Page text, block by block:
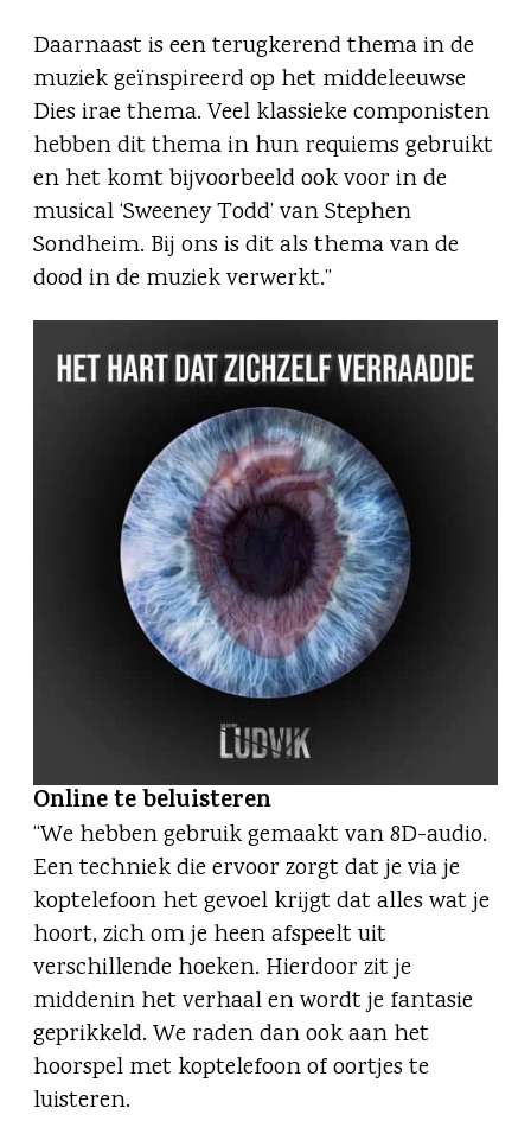
Daarnaast is een terugkerend thema in de
muziek geïnspireerd op het middeleeuwse
Dies irae thema. Veel klassieke componisten
hebben dit thema in hun requiems gebruikt
en het komt bijvoorbeeld ook voor in de
musical ‘Sweeney Todd’ van Stephen
Sondheim. Bij ons is dit als thema van de
dood in de muziek verwerkt.”
Online te beluisteren
“We hebben gebruik gemaakt van 8D-audio.
Een techniek die ervoor zorgt dat je via je
koptelefoon het gevoel krijgt dat alles wat je
hoort, zich om je heen afspeelt uit
verschillende hoeken. Hierdoor zit je
middenin het verhaal en wordt je fantasie
geprikkeld. We raden dan ook aan het
hoorspel met koptelefoon of oortjes te
luisteren.